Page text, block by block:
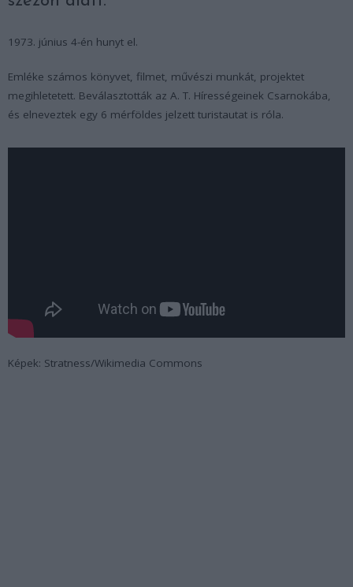
1973. június 4-én hunyt el.
Emléke számos könyvet, filmet, művészi munkát, projektet
megihletetett. Beválasztották az A. T. Hírességeinek Csarnokába,
és elneveztek egy 6 mérföldes jelzett turistautat is róla.
Képek: Stratness/Wikimedia Commons